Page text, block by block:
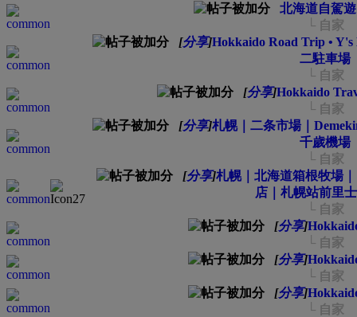
北海道自駕
└ 自家
[分享]Hokkaido Road Trip •
二駐車場
└ 自家
[分享]Hokkaido
└ 自家
[分享]札幌｜二条市場｜
千歲機場
└ 自家
[分享]札幌｜北海道箱根牧場
店｜札幌站前里
└ 自家
[分享]
└ 自家
[分享]
└ 自家
[分享]
└ 自家